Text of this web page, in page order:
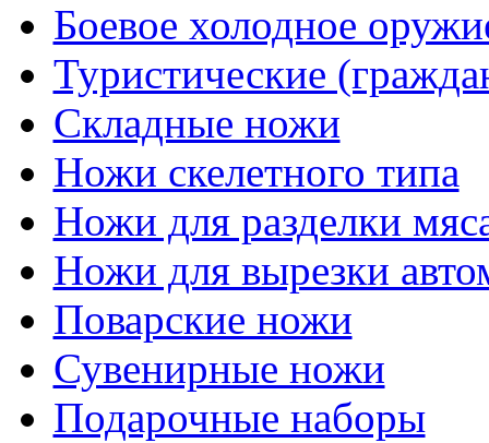
Боевое холодное
Туристические
Складные ножи
Ножи скелетного типа
Ножи для разделки
Ножи для вырезки
Поварские ножи
Сувенирные ножи
Подарочные наборы